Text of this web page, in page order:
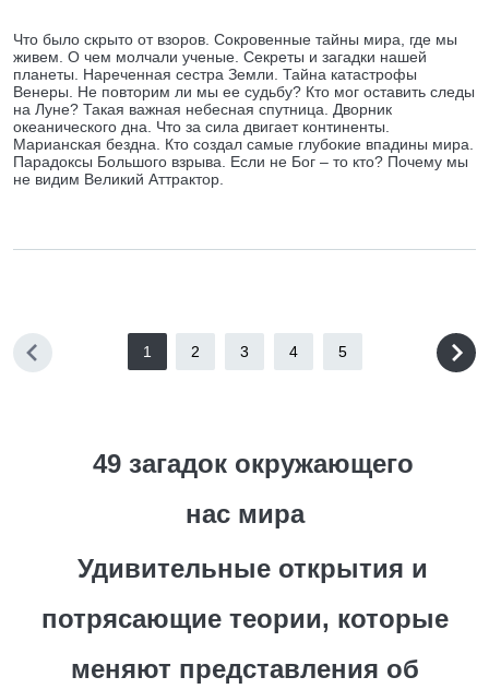
Что было скрыто от взоров. Сокровенные тайны мира, где мы
живем. О чем молчали ученые. Секреты и загадки нашей
планеты. Нареченная сестра Земли. Тайна катастрофы
Венеры. Не повторим ли мы ее судьбу? Кто мог оставить следы
на Луне? Такая важная небесная спутница. Дворник
океанического дна. Что за сила двигает континенты.
Марианская бездна. Кто создал самые глубокие впадины мира.
Парадоксы Большого взрыва. Если не Бог – то кто? Почему мы
не видим Великий Аттрактор.
1 2 3 4 5
49 загадок окружающего
нас мира
Удивительные открытия и
потрясающие теории, которые
меняют представления об